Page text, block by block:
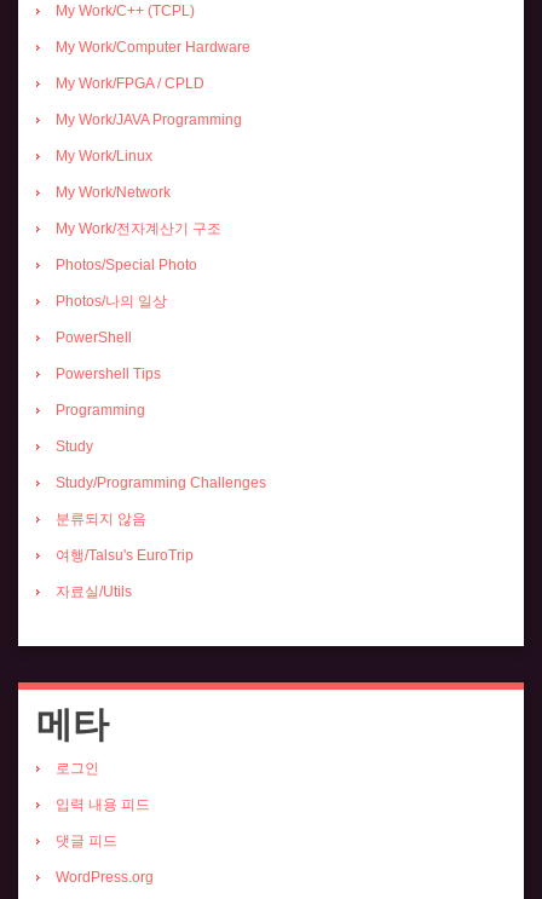
My Work/C++ (TCPL)
My Work/Computer Hardware
My Work/FPGA / CPLD
My Work/JAVA Programming
My Work/Linux
My Work/Network
My Work/전자계산기 구조
Photos/Special Photo
Photos/나의 일상
PowerShell
Powershell Tips
Programming
Study
Study/Programming Challenges
분류되지 않음
여행/Talsu's EuroTrip
자료실/Utils
메타
로그인
입력 내용 피드
댓글 피드
WordPress.org